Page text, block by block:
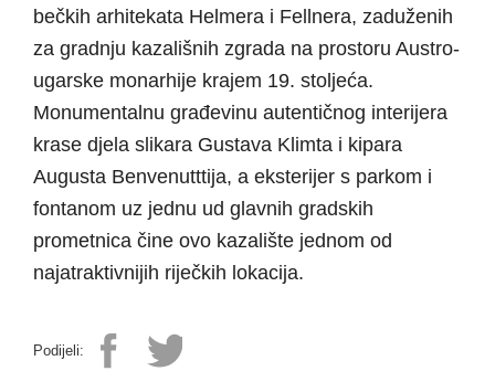
bečkih arhitekata Helmera i Fellnera, zaduženih
za gradnju kazališnih zgrada na prostoru Austro-
ugarske monarhije krajem 19. stoljeća.
Monumentalnu građevinu autentičnog interijera
krase djela slikara Gustava Klimta i kipara
Augusta Benvenutttija, a eksterijer s parkom i
fontanom uz jednu ud glavnih gradskih
prometnica čine ovo kazalište jednom od
najatraktivnijih riječkih lokacija.
Podijeli: